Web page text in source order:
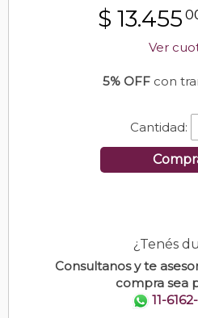
$ 13.455
Ver
5% OFFcon
Cantidad:
¿Tenés
Consultanos y te
compra sea
11-